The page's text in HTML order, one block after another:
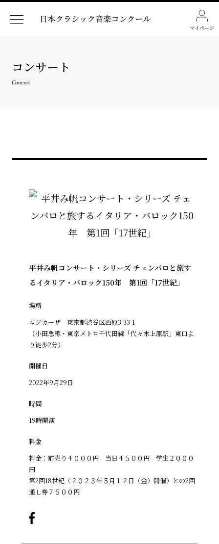
マイページ
コンサート
Concert
平井み帆コンサート・シリーズ チェンバロと旅す
るイタリア・バロック150年 第1回「17世紀」
場所
ムジカーザ 東京都渋谷区西原3-33-1
（小田急線・東京メトロ千代田線「代々木上原駅」東口よ
り徒歩2分）
開催日
2022年9月29日
時間
19時開演
料金
料金：前売り４０００円 当日４５００円 学生２０００
円
第2回18世紀（２０２３年５月１２日（金）開催）との2回
通し券７５００円